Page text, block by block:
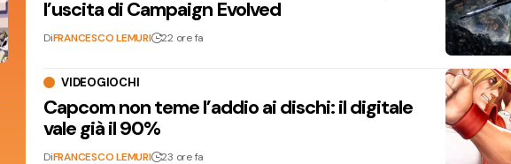
l’uscita di Campaign Evolved
DiFRANCESCO LEMURI 22 ore fa
VIDEOGIOCHI
Capcom non teme l’addio ai dischi: il digitale
vale già il 90%
DiFRANCESCO LEMURI 23 ore fa